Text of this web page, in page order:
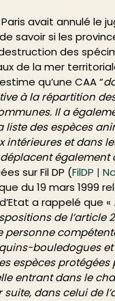
avait annulé le
savoir si les
des
de la mer
qu’une CAA “
à la répartition
Il a
des espèces
et dans
également
sur Fil DP (FilDP |
du 19 mars 1999
a rappelé que «
de l’article
personne
bouledogues
espèces protégées
entrant dans le
dans celui de